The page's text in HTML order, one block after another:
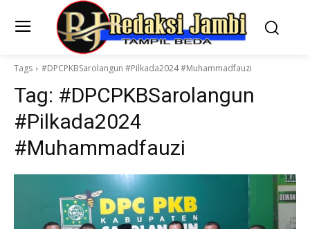
Tags #DPCPKBSarolangun #Pilkada2024 #Muhammadfauzi
Tag: #DPCPKBSarolangun
#Pilkada2024
#Muhammadfauzi